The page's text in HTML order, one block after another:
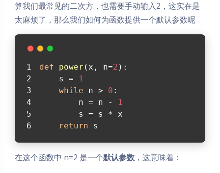
夜间模式
算我们最常见的二次方，也需要手动输入2，这实在是
太麻烦了，那么我们如何为函数提供一个默认参数呢
def power ( x, n=2 ):
    s =
1
while n > 0 :
        n = n -
1
        s = s * x
return s
在这个函数中 n=2 是一个默认参数，这意味着：